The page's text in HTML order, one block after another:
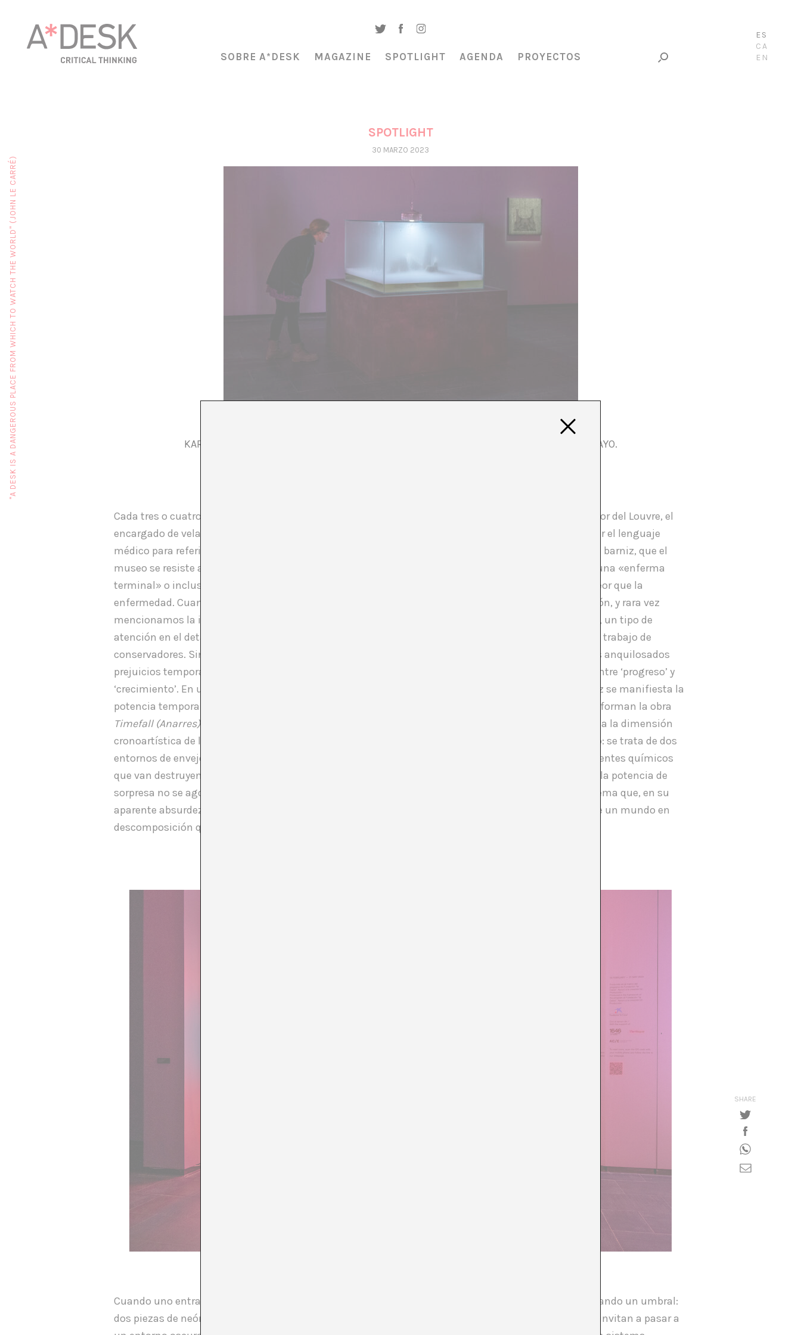
ES
CA
EN
SOBRE A*DESK MAGAZINE SPOTLIGHT AGENDA PROYECTOS
SPOTLIGHT
30 MARZO 2023
KARLOS GIL. DECLIVE. COMISARIADA POR PEIO AGUIRRE, CA2M MADRID, HASTA EL 21 DE MAYO.
Cada tres o cuatro años uno se topa en el periódico con una entrevista a Vincent Delieuvin, conservador del Louvre, el
encargado de velar por el buen estado de
En sus respuestas, Delieuvin no duda en utilizar el lenguaje
médico para referirse a la figura pictórica más famosa y reconocible del mundo: debido a las capas de barniz, que el
museo se resiste a retirar por miedo a que el rostro pierda su aura icónica, la Mona Lisa se asemeja a una «enferma
terminal» o incluso a una «muerta». Envejece, como todos, y en este caso parece que el remedio es peor que la
enfermedad. Cuando hablamos del tiempo en las artes, solemos hacerlo en términos de representación, y rara vez
mencionamos la influencia del ‘tiempo de exposición’ en las obras que ocupan el espacio museístico, un tipo de
atención en el detalle, de percepción abierta y comprometida con el ambiente que parece únicamente trabajo de
conservadores. Sin duda, para hacer frente a la sexta extinción masiva, hemos de desactivar nuestros anquilosados
prejuicios temporales, esos que han cincelado en el imaginario colectivo la peligrosa identificación entre ‘progreso’ y
‘crecimiento’. En una sala de arte siempre se cruzan diferentes vectores de temporalidad, pero rara vez se manifiesta la
potencia temporal como algo intrínseco al componente material de la obra. Los dos acuarios que conforman la obra
Timefall (Anarres)
(CA2M), apuntan a la dimensión
cronoartística de la multiplicidad temporal, que logra desarticular las ilusiones de un presente exacto: se trata de dos
entornos de envejecimiento acelerado, en los que una serie de objetos sufren la violenta acción de agentes químicos
que van destruyendo (transformando) su materia. La obra está viva (¿acaso no lo están todas?), pero la potencia de
sorpresa no se agota en dicha constatación, sino en la brillante configuración estética de un ecosistema que, en su
aparente absurdez (o aleatoriedad) logra componer una imagen-espejo, entre el pasado y el futuro, de un mundo en
descomposición que, con miedo y rabia, reconocemos.
Cuando uno entra a la exposición, excelentemente comisariada por Peio Aguirre, siente que está cruzando un umbral:
dos piezas de neón reciclado (un material en vías de extinción, que está siendo sustituido por el LED) invitan a pasar a
SHARE
"A DESK IS A DANGEROUS PLACE FROM WHICH TO WATCH THE WORLD" (JOHN LE CARRÉ)